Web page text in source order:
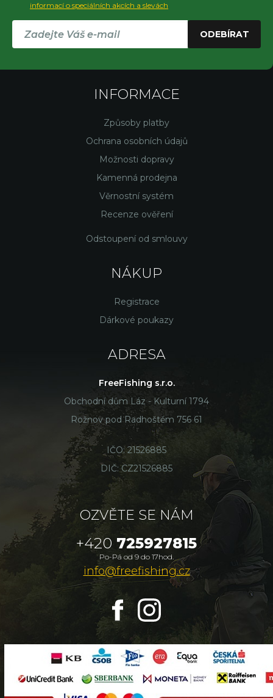
informací o speciálních akcích a slevách
ODEBÍRAT
INFORMACE
Způsoby platby
Ochrana osobních údajů
Možnosti dopravy
Kamenná prodejna
Věrnostní systém
Recenze ověření
Odstoupení od smlouvy
NÁKUP
Registrace
Dárkové poukazy
ADRESA
FreeFishing s.r.o.
Obchodní dům Láz - Kulturní 1794
Rožnov pod Radhoštěm 756 61
IČO: 21526885
DIČ: CZ21526885
OZVĚTE SE NÁM
+420 725927815
Po-Pá od 9 do 17hod.
info@freefishing.cz